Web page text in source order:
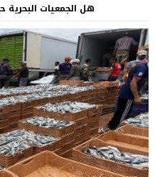
هل الجمعيات